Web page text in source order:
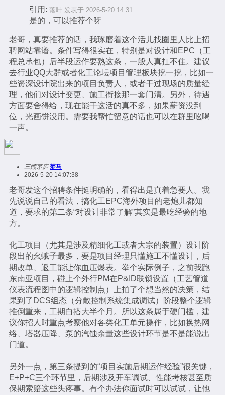
引用: 落叶 发表于 2026-5-20 14:31
是的，可以推荐个呀
老哥，真要推荐的话，我琢磨着这个活儿找圈里人比上招
聘网站靠谱。条件写得很实在，特别是对设计和EPC（工
程总承包）后半段运作要熟这条，一般人真扛不住。建议
去行业QQ大群或者化工论坛项目管理板块挖一挖，比如一
些资深设计院出来的项目负责人，或者干过现场的质量经
理，他们对设计变更、施工衔接那一套门清。另外，待遇
方面要舍得给，现在能干这活的真不多，如果薪资没到
位，光画饼没用。需要我帮忙留意的话也可以在群里吆喝
一声。
三顾茅庐 梦马
2026-5-20 14:07:38
老哥发这个招聘条件挺明确的，看得出是真着急要人。我
先说说自己的看法，搞化工EPC海外项目的老炮儿都知
道，要求的第二条“对设计非常了解”其实是最吃经验的地
方。
化工项目（尤其是涉及精细化工或者大宗的装置）设计阶
段出的幺蛾子最多，要是项目经理只懂施工不懂设计，后
期改单、返工能让你血压爆表。举个实际例子，之前我跑
东南亚项目，碰上个外行PM在P&ID联锁设置（工艺管道
仪表流程图中的逻辑控制点）上拍了个想当然的决策，结
果到了DCS组态（分散控制系统集成调试）阶段整个逻辑
推倒重来，工期白搭大半个月。所以这条属于硬门槛，建
议你招人时重点考察他对各类化工单元操作，比如换热网
络、塔器压降、泵的汽蚀余量这些设计环节是不是能说出
门道。
另外一点，第三条提到的“项目实施后期运作经验”很关键，
E+P+C三个环节里，后期涉及开车调试、性能考核甚至质
保期索赔这些头疼事。有个办法你面试时可以试试，让他